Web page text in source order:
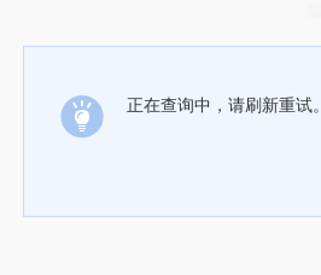
正在查询中，请刷新重试。